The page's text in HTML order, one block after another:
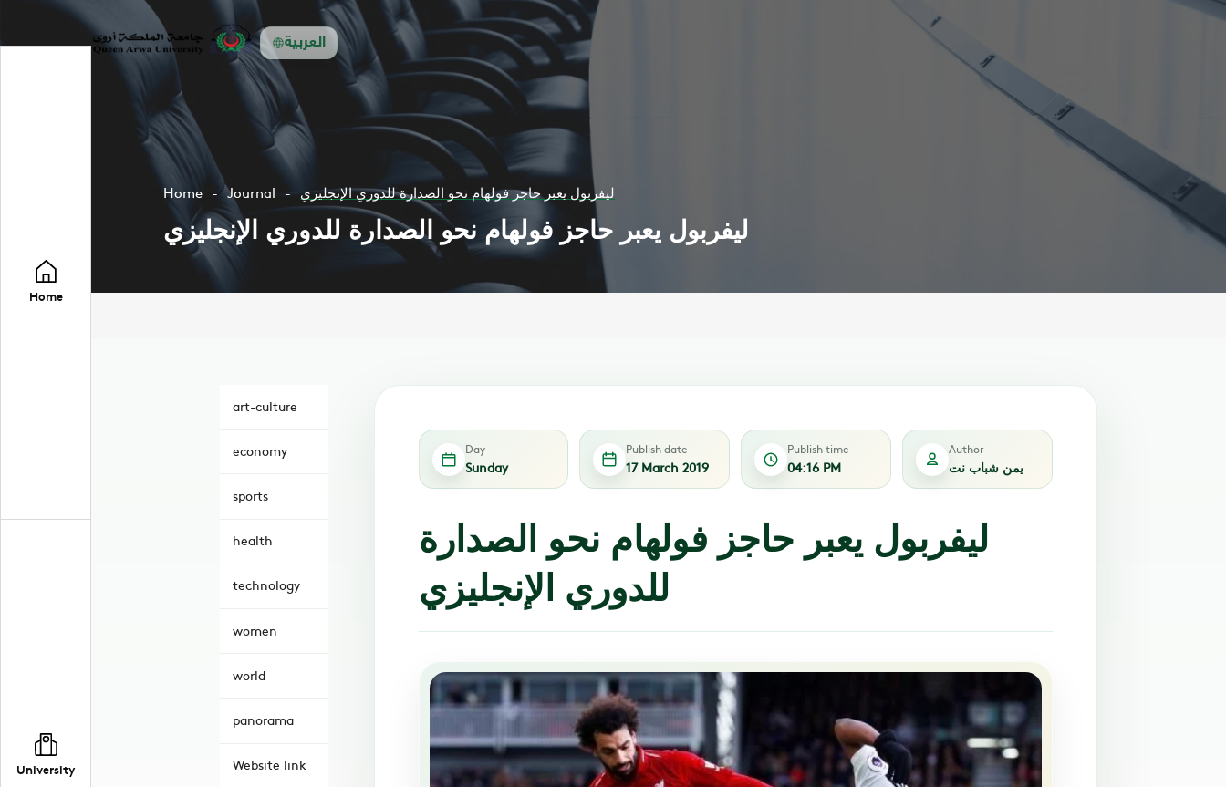
العربية
Home
University
Home Journal ليفربول يعبر حاجز فولهام نحو الصدارة للدوري الإنجليزي
ليفربول يعبر حاجز فولهام نحو الصدارة للدوري الإنجليزي
art-culture
economy
sports
health
technology
women
world
panorama
Website link
Day
Sunday
Publish date
17 March 2019
Publish time
04:16 PM
Author
يمن شباب نت
ليفربول يعبر حاجز فولهام نحو الصدارة
للدوري الإنجليزي